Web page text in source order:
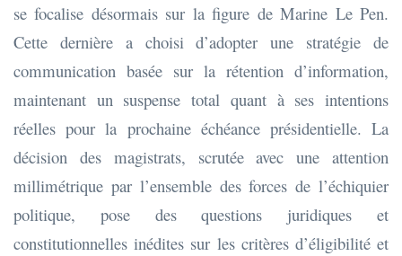
se focalise désormais sur la figure de Marine Le Pen.
Cette dernière a choisi d’adopter une stratégie de
communication basée sur la rétention d’information,
maintenant un suspense total quant à ses intentions
réelles pour la prochaine échéance présidentielle. La
décision des magistrats, scrutée avec une attention
millimétrique par l’ensemble des forces de l’échiquier
politique, pose des questions juridiques et
constitutionnelles inédites sur les critères d’éligibilité et